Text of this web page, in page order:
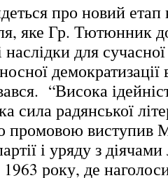
про новий
яке Гр. Тютюнник
для сучасної
демократизації
“Висока
сила радянської
промовою
і уряду з
1963 року, де